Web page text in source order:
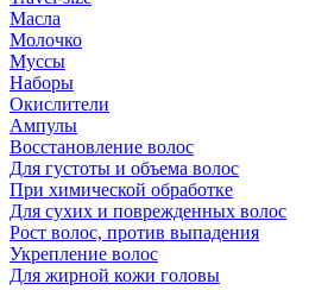
Масла
Молочко
Муссы
Наборы
Окислители
Ампулы
Восстановление волос
Для густоты и объема волос
При химической обработке
Для сухих и поврежденных волос
Рост волос, против выпадения
Укрепление волос
Для жирной кожи головы